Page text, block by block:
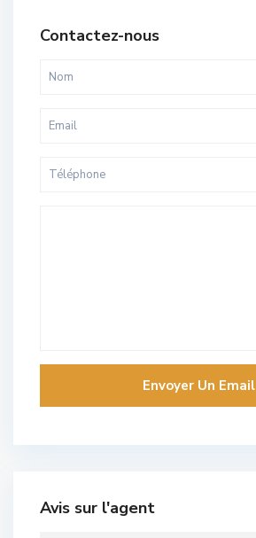
Contactez-nous
Avis sur l'agent